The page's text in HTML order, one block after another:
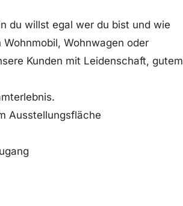
du willst egal wer du bist und wie
Wohnwagen oder
Kunden mit Leidenschaft, gutem
Ausstellungsfläche